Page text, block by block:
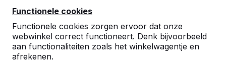
Functionele cookies
Functionele cookies zorgen ervoor dat onze
webwinkel correct functioneert. Denk bijvoorbeeld
aan functionaliteiten zoals het winkelwagentje en
afrekenen.